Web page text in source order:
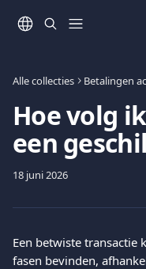
Alle collecties Betalingen
Hoe volg
een
18 juni 2026
Een betwiste transactie
fasen bevinden,